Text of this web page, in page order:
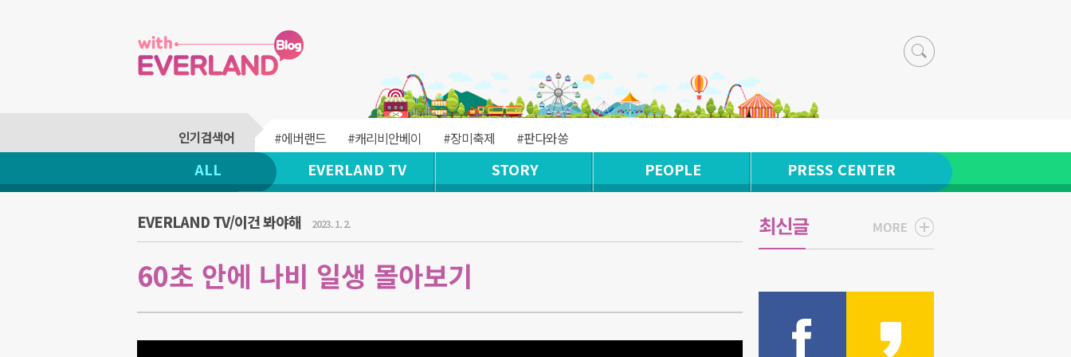
#에버랜드 #캐리비안베이 #장미축제 #판다와쏭
ALL EVERLAND TV STORY PEOPLE PRESS CENTER
EVERLAND TV/이건 봐야해 2023. 1. 2.
60초 안에 나비 일생 몰아보기
최신글